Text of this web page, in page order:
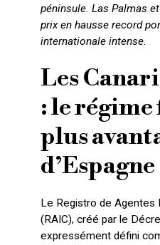
péninsule. Las Palmas
prix en hausse record
internationale intense.
Les
: le régime
plus
d’Espagne
Le Registro de Agentes
(RAIC), créé par le
expressément défini